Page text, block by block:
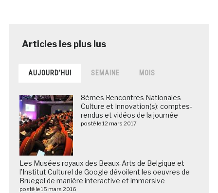
AUJOURD’HUI SEMAINE MOIS
8èmes Rencontres Nationales
Culture et Innovation(s): comptes-
rendus et vidéos de la journée
posté le 12 mars 2017
Les Musées royaux des Beaux-Arts de Belgique et
l’Institut Culturel de Google dévoilent les oeuvres de
Bruegel de manière interactive et immersive
posté le 15 mars 2016